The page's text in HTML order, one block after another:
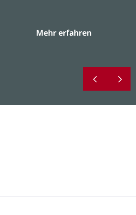
Mehr erfahren